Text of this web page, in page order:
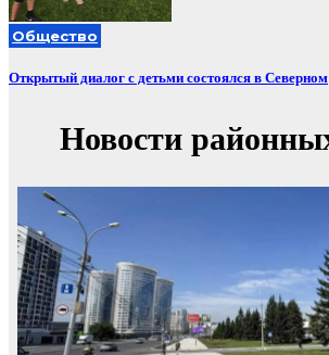
Общество
Открытый диалог с детьми состоялся в Северном